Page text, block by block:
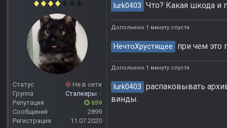
Статус
Не в сети
Группа
Сталкеры +
Репутация
659
Сообщений
2899
Регистрация
11.07.2020
lurk0403 Что? Какая шкода и
Дополнено 1 минуту спустя
НечтоХрустящее при чем это
Дополнено 1 минуту спустя
lurk0403 распаковывать
винды.